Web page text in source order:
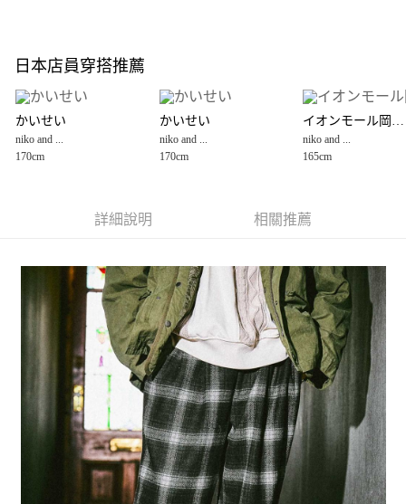
全盈+PAY
大哥付你分期
【大哥付你分期使用說明】
1.本服務由台灣大哥大提供，台灣大哥大用戶可立即使用無須另外申請。
2.付款方式選擇「大哥付你分期」，訂單成立後會自動跳轉到大哥付的交易
3.實際核准額度、可分期數及費用金額請依後續交易確認頁面所載為準。
4.訂單成立30分鐘內，如未前往確認交易或遇審核未通過，訂單將自動取
【繳款方式說明】
1.分期款項不併入電信帳單，「大哥付你分期」於每月結算日後寄送繳費提
醒簡訊。
2.透過簡訊連結打開帳單後，可選擇「超商條碼／台灣大直營門市／銀行轉
帳／街口支付／iPASS MONEY」等通路繳費。
【注意事項】
1.本服務係由「台灣大哥大股份有限公司」（以下簡稱本公司）所提供，讓
用戶於交易時，得透過本服務購買商品或服務，並由商店將買賣／分期付款
買賣價金債權讓與本公司後，依約使用本公司帳單繳交帳款。
2.基於同意付款使用「大哥付你分期」之契約關係目的，商店將以您的個人
資料（包含姓名、電話或地址）提供予台灣大哥大進項蒐集、處理及利用，
由本公司與您本人進行分期帳單所需資料之確認、核對及更正。
3.完整用戶服務條款，請詳閱以下連結： https://oppay.tw/userRule
AFTEE先享後付
３．安心：先確認商品／服務後，再付款。
【「AFTEE先享後付」結帳流程】
１．於結帳方式選擇「AFTEE先享後付」後，將跳轉至「AFTEE先享後付」
結帳頁面，進行簡訊認證並確認金額後，即可完成結帳。
２．訂單成立數日內，您將收到繳費通知簡訊。
３．收到繳費通知簡訊後14天內，點擊此簡訊中的連結，可透過四大超商／
ATM／網路銀行／等多元方式進行付款，方視為交易完成。
※ 請注意：結帳手續完成當下不需立刻繳費，但若您需要取消訂單，請聯絡
購買商品的店家。未經商家同意取消之訂單仍視為有效，需透過AFTEE先享
後付繳納相關費用。
※ 交易是否成功請以「AFTEE先享後付 」之結帳頁面顯示為準，若有關於
是否繳費成功／繳費後需取消欲退款等相關疑問，請聯繫「AFTEE先享後付
客戶支援中心」https://netprotections.freshdesk.com/support/home
每筆NT$80，滿NT$1,500(含以上)免運費
付款後 全家取貨
每筆NT$80，滿NT$1,500(含以上)免運費
7-11 取貨付款
每筆NT$80，滿NT$1,500(含以上)免運費
付款後 7-11取貨
每筆NT$80，滿NT$1,500(含以上)免運費
每筆NT$80，滿NT$1,500(含以上)免運費
日本店員穿搭推薦
かいせい
niko and ...
170cm
かいせい
niko and ...
170cm
イオンモール岡山店
niko and ...
165cm
詳細說明 相關推薦